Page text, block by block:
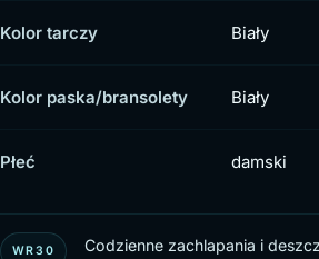
Kolor tarczy Biały
Kolor paska/bransolety Biały
Płeć damski
WR30 Codzienne zachlapania i